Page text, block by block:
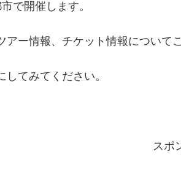
で開催します。
アー情報、チケット情報について
してみてください。
スポ